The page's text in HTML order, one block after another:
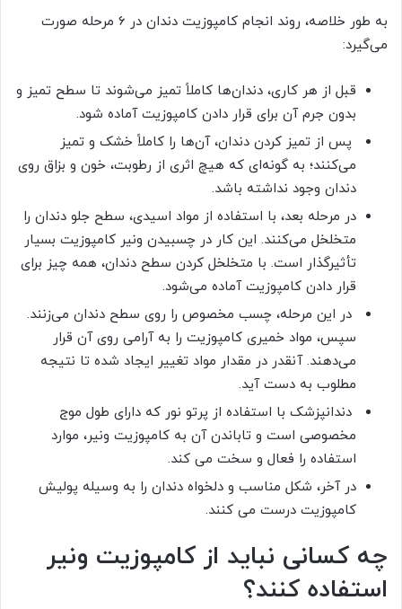
به طور خلاصه، روند انجام کامپوزیت دندان در 6 مرحله صورت
می‌گیرد:
قبل از هر کاری، دندان‌ها کاملاً تمیز می‌شوند تا سطح تمیز و
بدون جرم آن برای قرار دادن کامپوزیت آماده شود.
پس از تمیز کردن دندان، آن‌ها را کاملاً خشک و تمیز
می‌کنند؛ به گونه‌ای که هیچ اثری از رطوبت، خون و بزاق روی
دندان وجود نداشته باشد.
در مرحله بعد، با استفاده از مواد اسیدی، سطح جلو دندان را
متخلخل می‌کنند. این کار در چسبیدن ونیر کامپوزیت بسیار
تأثیرگذار است. با متخلخل کردن سطح دندان، همه چیز برای
قرار دادن کامپوزیت آماده می‌شود.
در این مرحله، چسب مخصوص را روی سطح دندان می‌زنند.
سپس، مواد خمیری کامپوزیت را به آرامی روی آن قرار
می‌دهند. آنقدر در مقدار مواد تغییر ایجاد شده تا نتیجه
مطلوب به دست آید.
دندانپزشک با استفاده از پرتو نور که دارای طول موج
مخصوصی است و تاباندن آن به کامپوزیت ونیر، موارد
استفاده را فعال و سخت می کند.
در آخر، شکل مناسب و دلخواه دندان را به وسیله پولیش
کامپوزیت درست می کنند.
چه کسانی نباید از کامپوزیت ونیر
استفاده کنند؟